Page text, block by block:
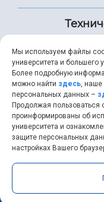
Самарский
RSS
Мы используем файлы
университета и большего
Более подробную
можно найти здесь, наше
персональных данных –
Продолжая пользоваться
проинформированы об
университета и
защите персональных
настройках Вашего